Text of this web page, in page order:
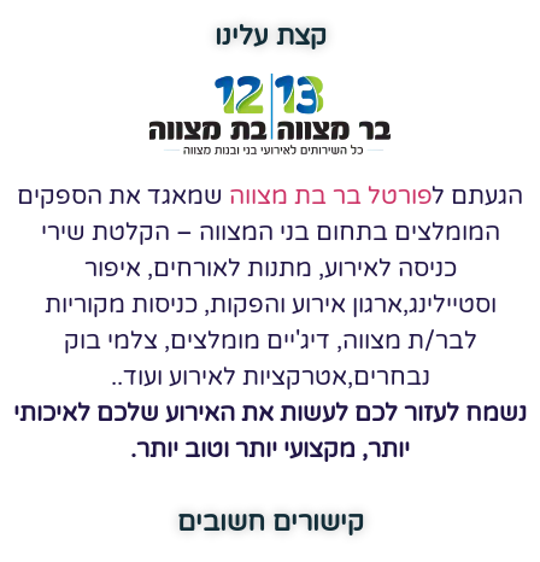
קצת עלינו
הגעתם לפורטל בר בת מצווה שמאגד את הספקים
המומלצים בתחום בני המצווה – הקלטת שירי
כניסה לאירוע, מתנות לאורחים, איפור
וסטיילינג,ארגון אירוע והפקות, כניסות מקוריות
לבר/ת מצווה, דיג'יים מומלצים, צלמי בוק
נבחרים,אטרקציות לאירוע ועוד..
נשמח לעזור לכם לעשות את האירוע שלכם לאיכותי
יותר, מקצועי יותר וטוב יותר.
קישורים חשובים